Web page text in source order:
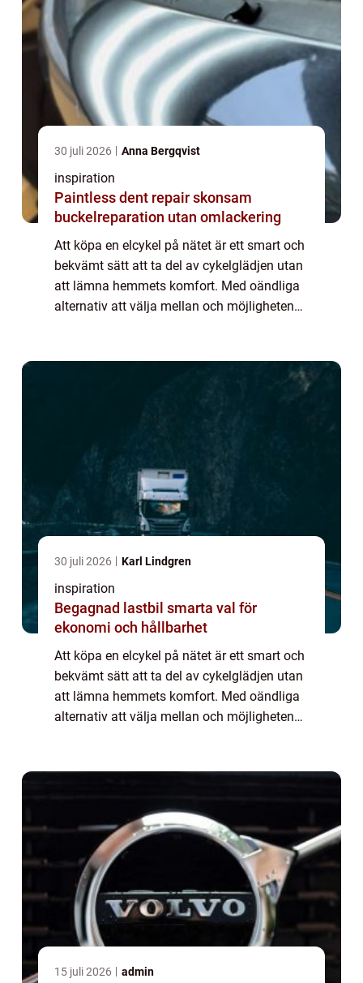
30 juli 2026 Anna Bergqvist
inspiration
Paintless dent repair skonsam
buckelreparation utan omlackering
Att köpa en elcykel på nätet är ett smart och
bekvämt sätt att ta del av cykelglädjen utan
att lämna hemmets komfort. Med oändliga
alternativ att välja mellan och möjligheten
30 juli 2026 Karl Lindgren
inspiration
Begagnad lastbil smarta val för
ekonomi och hållbarhet
Att köpa en elcykel på nätet är ett smart och
bekvämt sätt att ta del av cykelglädjen utan
att lämna hemmets komfort. Med oändliga
alternativ att välja mellan och möjligheten
15 juli 2026 admin